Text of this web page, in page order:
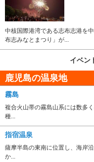
中核国際港湾である志布志港を
布志みなとまつり」が...
イベン
鹿児島の温泉地
霧島
複合火山帯の霧島山系には数多
種...
指宿温泉
薩摩半島の東南に位置し、海岸
か...